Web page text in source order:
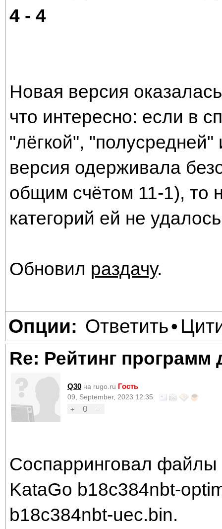
4 - 4
Новая версия
что интересно: если в
"лёгкой",
версия одерживала
общим счётом 11-1), то
категорий ей не
Обновил раздачу.
Опции: Ответить•
Re: Рейтинг программ
Q30 на rugo.ru Гость
09, September, 2023 12:35
+
0 –
Соспарринговал файлы
KataGo b18c384nbt-
b18c384nbt-uec.bin.